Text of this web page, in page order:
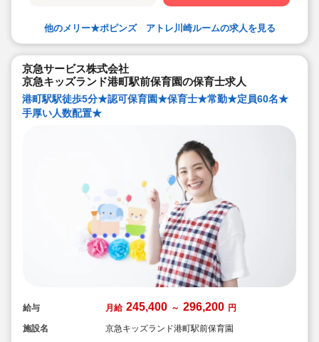
短制度、時間固定制度でライフイベントに合わせ
た働き方が可能です。
他のメリー★ポピンズ アトレ川崎ルームの求人を見る
京急サービス株式会社
京急キッズランド港町駅前保育園の保育士求人
港町駅駅徒歩5分★認可保育園★保育士★常勤★定員60名★
手厚い人数配置★
給与 月給 245,400 ～ 296,200 円
施設名
京急キッズランド港町駅前保育園